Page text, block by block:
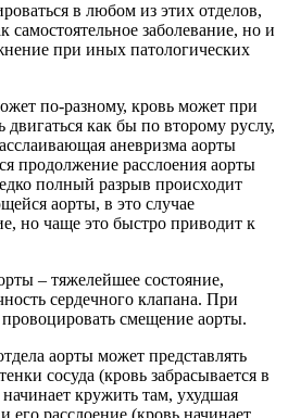
в любом из этих отделов,
самостоятельное заболевание, но и
при иных патологических
по-разному, кровь может при
двигаться как бы по второму руслу,
аневризма аорты
продолжение расслоения аорты
полный разрыв происходит
аорты, в это случае
но чаще это быстро приводит к
– тяжелейшее состояние,
сердечного клапана. При
смещение аорты.
аорты может представлять
сосуда (кровь забрасывается в
кружить там, ухудшая
его расслоение (кровь начинает